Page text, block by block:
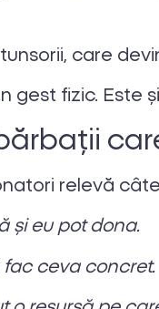
care
gest fizic. Este
relevă
și eu pot dona.
fac ceva concret.